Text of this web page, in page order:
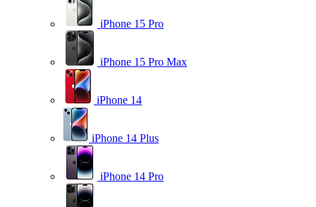
iPhone 15 Pro
iPhone 15 Pro Max
iPhone 14
iPhone 14 Plus
iPhone 14 Pro